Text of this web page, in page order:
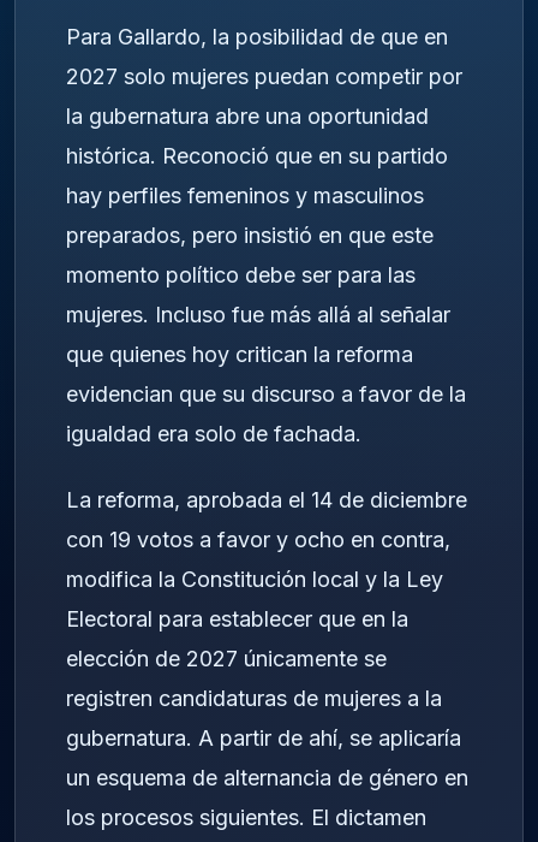
Para Gallardo, la posibilidad de que en
2027 solo mujeres puedan competir por
la gubernatura abre una oportunidad
histórica. Reconoció que en su partido
hay perfiles femeninos y masculinos
preparados, pero insistió en que este
momento político debe ser para las
mujeres. Incluso fue más allá al señalar
que quienes hoy critican la reforma
evidencian que su discurso a favor de la
igualdad era solo de fachada.
La reforma, aprobada el 14 de diciembre
con 19 votos a favor y ocho en contra,
modifica la Constitución local y la Ley
Electoral para establecer que en la
elección de 2027 únicamente se
registren candidaturas de mujeres a la
gubernatura. A partir de ahí, se aplicaría
un esquema de alternancia de género en
los procesos siguientes. El dictamen